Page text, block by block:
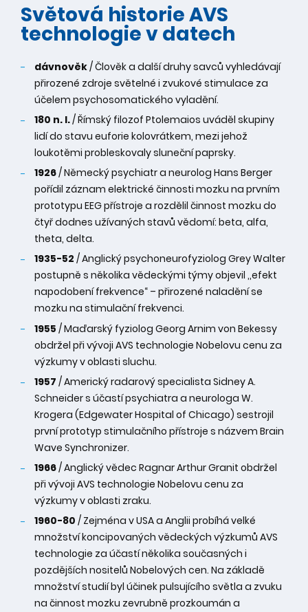
Světová historie AVS
technologie v datech
dávnověk/ Člověk a další druhy savců vyhledávají
přirozené zdroje světelné i zvukové stimulace za
účelem psychosomatického vyladění.
180 n. l./ Římský filozof Ptolemaios uváděl skupiny
lidí do stavu euforie kolovrátkem, mezi jehož
loukotěmi probleskovaly sluneční paprsky.
1926/ Německý psychiatr a neurolog Hans Berger
pořídil záznam elektrické činnosti mozku na prvním
prototypu EEG přístroje a rozdělil činnost mozku do
čtyř dodnes užívaných stavů vědomí: beta, alfa,
theta, delta.
1935-52 / Anglický psychoneurofyziolog Grey Walter
postupně s několika vědeckými týmy objevil ,,efekt
napodobení frekvence“ – přirozené naladění se
mozku na stimulační frekvenci.
1955 / Maďarský fyziolog Georg Arnim von Bekessy
obdržel při vývoji AVS technologie Nobelovu cenu za
výzkumy v oblasti sluchu.
1957 / Americký radarový specialista Sidney A.
Schneider s účastí psychiatra a neurologa W.
Krogera (Edgewater Hospital of Chicago) sestrojil
první prototyp stimulačního přístroje s názvem Brain
Wave Synchronizer.
1966/ Anglický vědec Ragnar Arthur Granit obdržel
při vývoji AVS technologie Nobelovu cenu za
výzkumy v oblasti zraku.
1960-80 / Zejména v USA a Anglii probíhá velké
množství koncipovaných vědeckých výzkumů AVS
technologie za účastí několika současných i
pozdějších nositelů Nobelových cen. Na základě
množství studií byl účinek pulsujícího světla a zvuku
na činnost mozku zevrubně prozkoumán a